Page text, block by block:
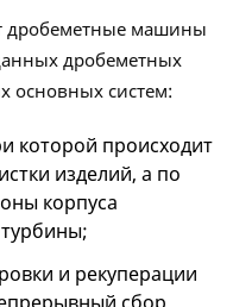
дробеметные машины
дробеметных
основных систем:
которой происходит
изделий, а по
корпуса
и рекуперации